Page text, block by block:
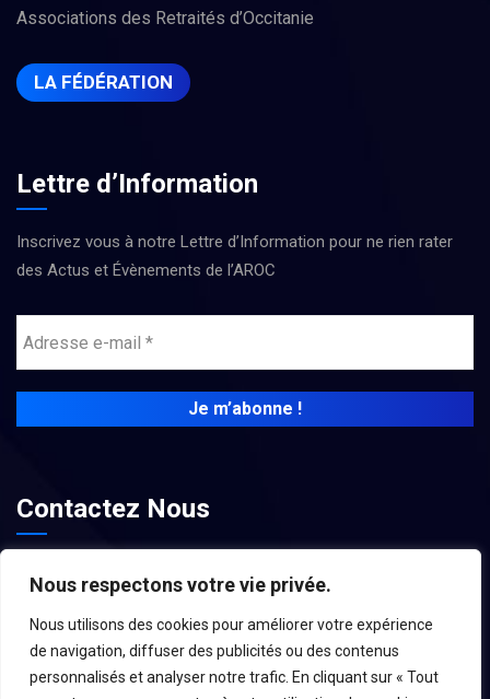
Nous respectons votre vie privée.
Nous utilisons des cookies pour améliorer votre expérience
de navigation, diffuser des publicités ou des contenus
personnalisés et analyser notre trafic. En cliquant sur « Tout
Associations des Retraités d’Occitanie
LA FÉDÉRATION
Lettre d’Information
Inscrivez vous à notre Lettre d’Information pour ne rien rater
des Actus et Évènements de l’AROC
Contactez Nous
contact@associations-aroc.fr